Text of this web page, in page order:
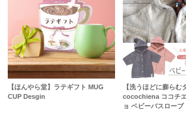
【ほんやら堂】ラテギフト MUG
CUP Desgin
【洗うほどに膨らむ
cocochiena ココチ
ョ ベビーバスローブ